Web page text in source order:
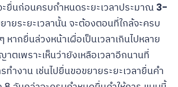
ยื่นก่อนครบกำหนดระยะเวลาประมาณ 3-
ายระยะเวลานั้น จะต้องตอนที่ใกล้จะครบ
หากยื่นล่วงหน้าเผื่อเป็นเวลาเกินไปหลาย
ตเพราะเห็นว่ายังเหลือเวลาอีกนานที่
ทำงาน เช่นไปยื่นขอขยายระยะเวลายื่นคำ